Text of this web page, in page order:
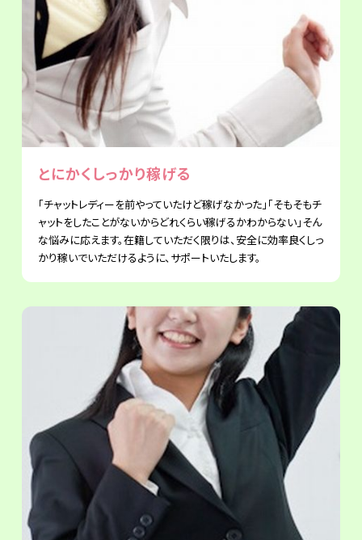
とにかくしっかり稼げる
「チャットレディーを前やっていたけど稼げなかった」「そもそもチ
ャットをしたことがないからどれくらい稼げるかわからない」そん
な悩みに応えます。在籍していただく限りは、安全に効率良くしっ
かり稼いでいただけるように、サポートいたします。